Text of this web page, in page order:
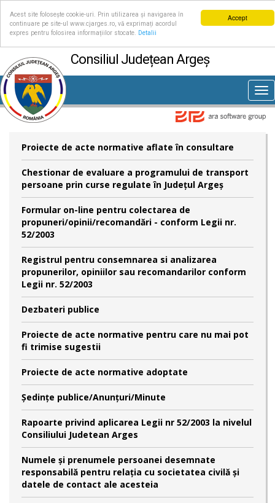
Accept
Acest site folosește cookie-uri. Prin utilizarea și navigarea în
continuare pe site-ul www.cjarges.ro, vă exprimați acordul
expres pentru folosirea informațiilor stocate.
Detalii
Consiliul Județean Argeș
Proiecte de acte normative aflate în consultare
Chestionar de evaluare a programului de transport
persoane prin curse regulate în Județul Argeș
Formular on-line pentru colectarea de
propuneri/opinii/recomandări - conform Legii nr.
52/2003
Registrul pentru consemnarea si analizarea
propunerilor, opiniilor sau recomandarilor conform
Legii nr. 52/2003
Dezbateri publice
Proiecte de acte normative pentru care nu mai pot
fi trimise sugestii
Proiecte de acte normative adoptate
Şedinţe publice/Anunţuri/Minute
Rapoarte privind aplicarea Legii nr 52/2003 la nivelul
Consiliului Judetean Arges
Numele şi prenumele persoanei desemnate
responsabilă pentru relaţia cu societatea civilă şi
datele de contact ale acesteia